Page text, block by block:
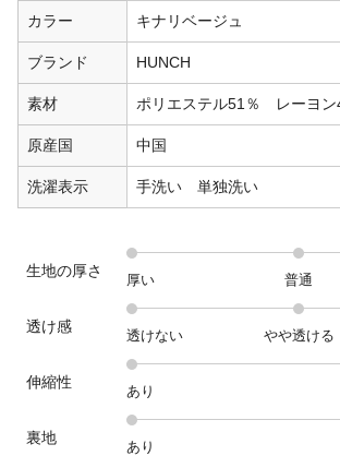
カラー キナリベージュ
ブランド HUNCH
素材 ポリエステル51％ レーヨン
原産国 中国
洗濯表示 手洗い 単独洗い
生地の厚さ
厚い 普通
透け感
透けない やや透ける
伸縮性
あり
裏地
あり